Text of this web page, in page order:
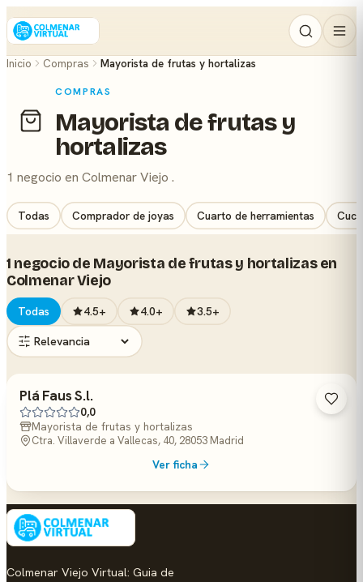
Inicio Compras Mayorista de frutas y hortalizas
COMPRAS
Mayorista de frutas y
hortalizas
1 negocio en Colmenar Viejo .
Todas Comprador de joyas Cuarto de herramientas
1 negocio de Mayorista de frutas y hortalizas en
Colmenar Viejo
Todas 4.5+ 4.0+ 3.5+
Plá Faus S.l.
0,0
Mayorista de frutas y hortalizas
Ctra. Villaverde a Vallecas, 40, 28053 Madrid
Ver ficha
Colmenar Viejo Virtual: Guia de